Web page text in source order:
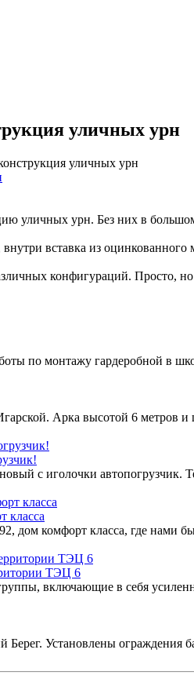
уличных урн
уличных урн
уличных урн. Без них в
вставка из оцинкованного
конфигураций. Просто,
по монтажу гардеробной в
Арка высотой 6 метров
с иголочки автопогрузчик.
класса
дом комфорт класса, где
ТЭЦ 6
включающие в себя
Установлены